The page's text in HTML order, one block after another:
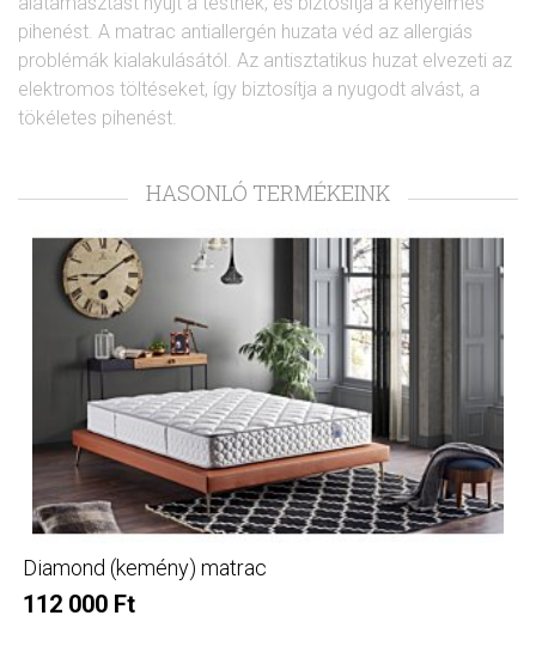
pihenést. A matrac antiallergén huzata véd az allergiás
problémák kialakulásától. Az antisztatikus huzat elvezeti az
elektromos töltéseket, így biztosítja a nyugodt alvást, a
tökéletes pihenést.
HASONLÓ TERMÉKEINK
Diamond (kemény) matrac
112 000 Ft